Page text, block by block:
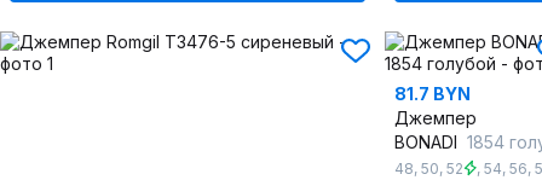
81.7 BYN
Джемпер
BONADI 1854
48, 50, 52 , 54, 56,